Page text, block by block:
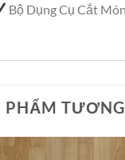
Bộ Dụng Cụ Cắt
PHẨM